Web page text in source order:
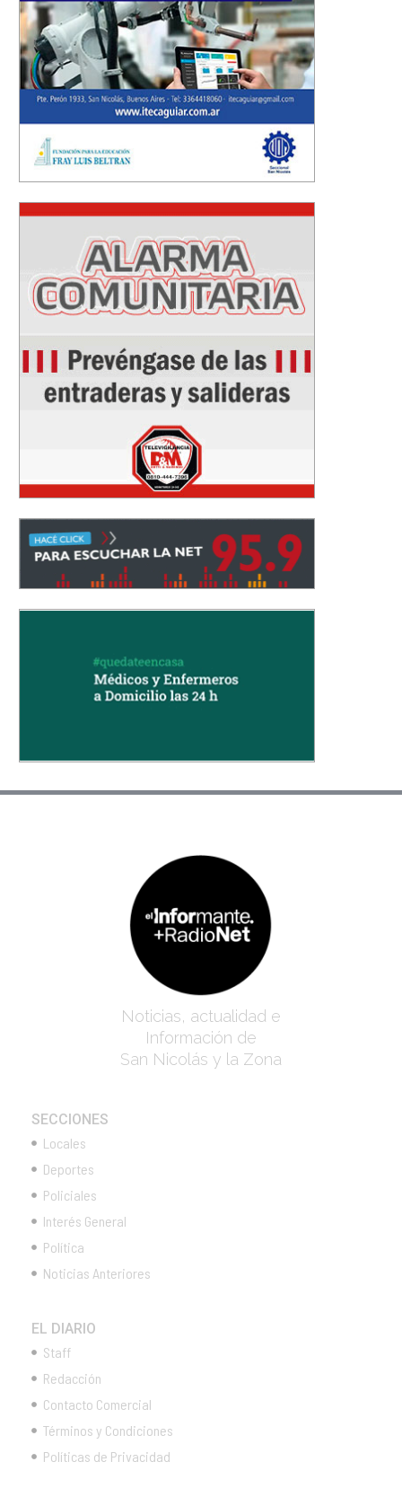
Noticias, actualidad e
Información de
San Nicolás y la Zona
SECCIONES
Locales
Deportes
Policiales
Interés General
Política
Noticias Anteriores
EL DIARIO
Staff
Redacción
Contacto Comercial
Términos y Condiciones
Políticas de Privacidad